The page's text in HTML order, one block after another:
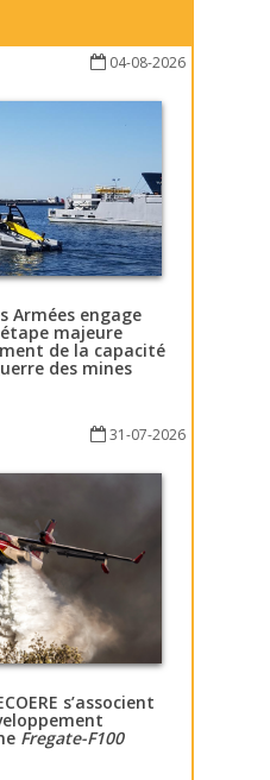
04-08-2026
Armées engage
majeure
de la capacité
des mines
31-07-2026
s’associent
Fregate-F100